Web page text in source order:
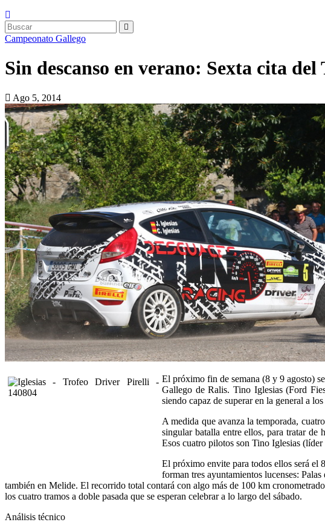
Campeonato Gallego
Sin descanso en verano: Sexta cita
Ago 5, 2014
El próximo fin de semana (8 y 9 agosto)
Gallego de Ralis. Tino Iglesias (Ford
siendo capaz de superar en la general a
A medida que avanza la temporada,
singular batalla entre ellos, para tratar de
Esos cuatro pilotos son Tino Iglesias
El próximo envite para todos ellos será el
forman tres ayuntamientos lucenses:
también en Melide. El recorrido total contará con algo más de 100 km
los cuatro tramos a doble pasada que se esperan celebrar a lo largo del sábado.
Análisis técnico